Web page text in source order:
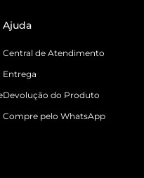
Ajuda
Central de Atendimento
Entrega
Devolução do Produto
Compre pelo WhatsApp